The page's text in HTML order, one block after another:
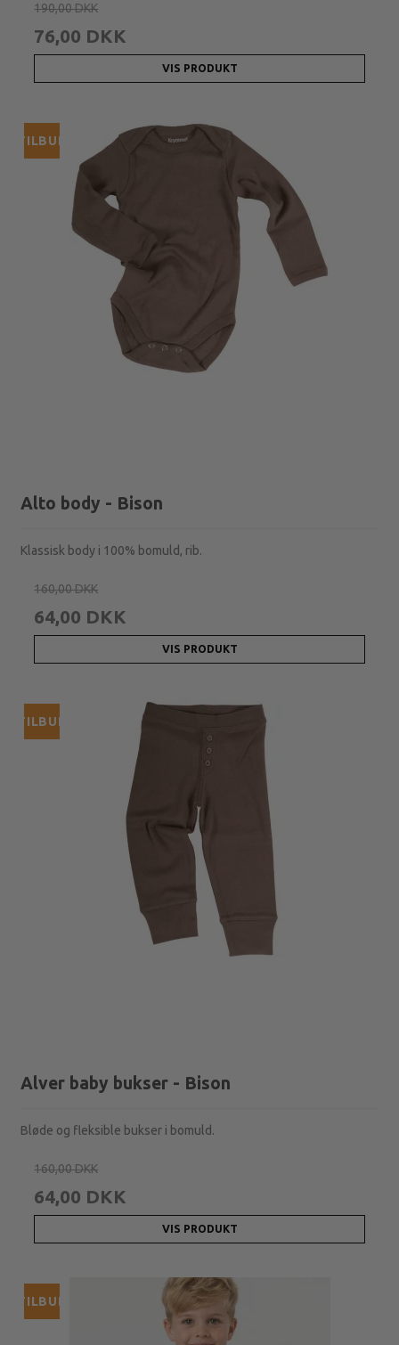
190,00 DKK
76,00 DKK
VIS PRODUKT
TILBUD
Alto body - Bison
Klassisk body i 100% bomuld, rib.
160,00 DKK
64,00 DKK
VIS PRODUKT
TILBUD
Alver baby bukser - Bison
Bløde og fleksible bukser i bomuld.
160,00 DKK
64,00 DKK
VIS PRODUKT
TILBUD